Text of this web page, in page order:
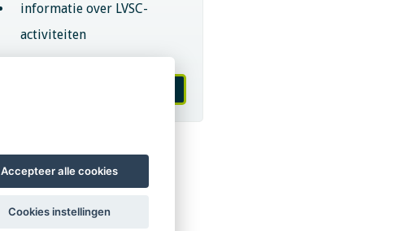
informatie over LVSC-
activiteiten
Accepteer alle cookies
Cookies instellingen